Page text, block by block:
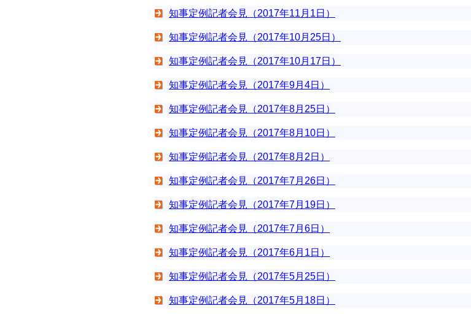
知事定例記者会見（2017年11月1日）
知事定例記者会見（2017年10月25日）
知事定例記者会見（2017年10月17日）
知事定例記者会見（2017年9月4日）
知事定例記者会見（2017年8月25日）
知事定例記者会見（2017年8月10日）
知事定例記者会見（2017年8月2日）
知事定例記者会見（2017年7月26日）
知事定例記者会見（2017年7月19日）
知事定例記者会見（2017年7月6日）
知事定例記者会見（2017年6月1日）
知事定例記者会見（2017年5月25日）
知事定例記者会見（2017年5月18日）